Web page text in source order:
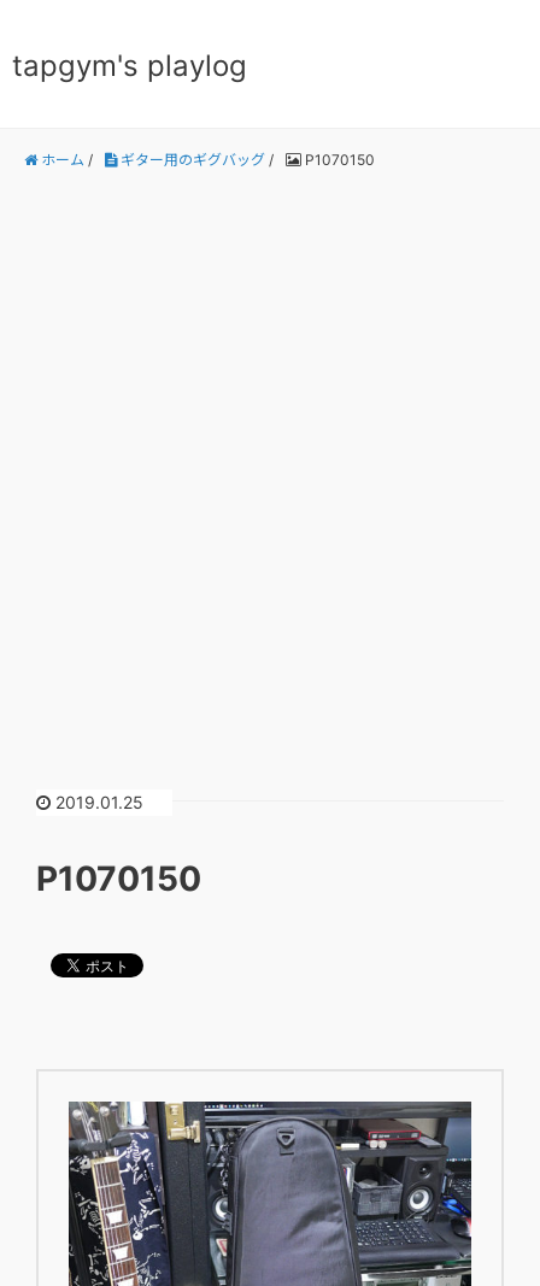
tapgym's playlog
ホーム / ギター用のギグバッグ / P1070150
2019.01.25
P1070150